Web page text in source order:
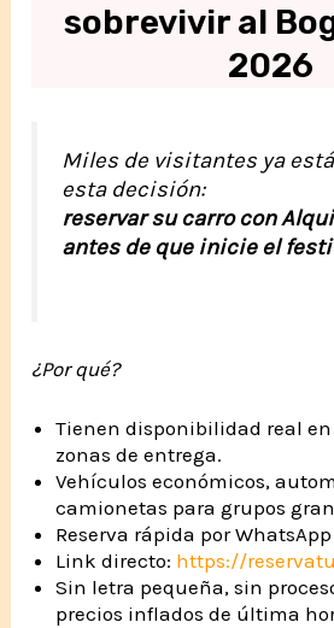
sobrevivir al
2026
Miles de visitantes ya
esta decisión:
reservar su carro con
antes de que inicie el
¿Por qué?
Tienen disponibilidad real en
zonas de entrega.
Vehículos económicos,
camionetas para grupos
Reserva rápida por
Link directo: https://
Sin letra pequeña, sin
precios inflados de última